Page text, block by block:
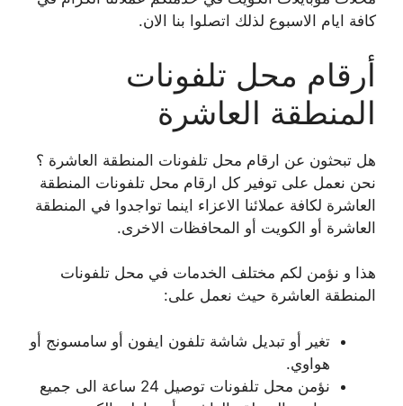
كافة ايام الاسبوع لذلك اتصلوا بنا الان.
أرقام محل تلفونات
المنطقة العاشرة
هل تبحثون عن ارقام محل تلفونات المنطقة العاشرة ؟
نحن نعمل على توفير كل ارقام محل تلفونات المنطقة
العاشرة لكافة عملائنا الاعزاء اينما تواجدوا في المنطقة
العاشرة أو الكويت أو المحافظات الاخرى.
هذا و نؤمن لكم مختلف الخدمات في محل تلفونات
المنطقة العاشرة حيث نعمل على:
تغير أو تبديل شاشة تلفون ايفون أو سامسونج أو
هواوي.
نؤمن محل تلفونات توصيل 24 ساعة الى جميع